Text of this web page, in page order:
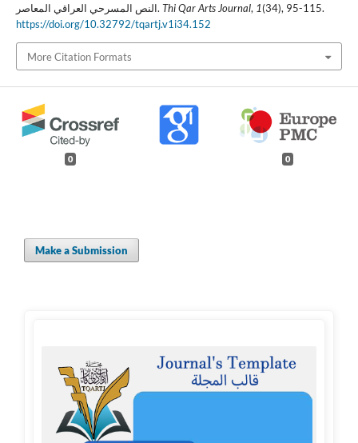
النص المسرحي العراقي المعاصر. Thi Qar Arts Journal, 1(34), 95-115.
https://doi.org/10.32792/tqartj.v1i34.152
More Citation Formats
0 0
Make a Submission